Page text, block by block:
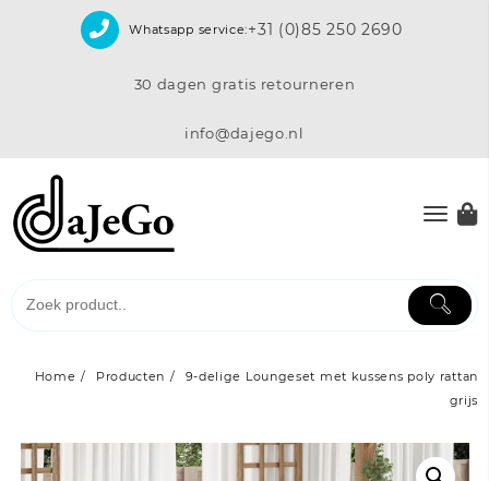
Whatsapp service:+31 (0)85 250 2690
30 dagen gratis retourneren
info@dajego.nl
Home Producten
9-delige Loungeset met kussens poly rattan
grijs